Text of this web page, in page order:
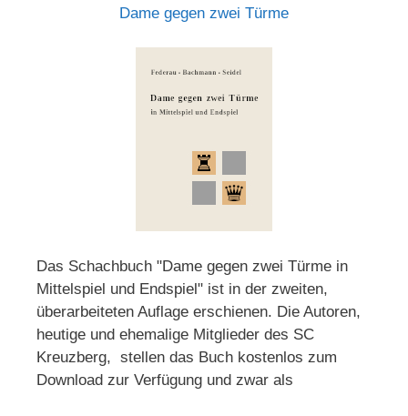
Dame gegen zwei Türme
Das Schachbuch "Dame gegen zwei Türme in
Mittelspiel und Endspiel" ist in der zweiten,
überarbeiteten Auflage erschienen. Die Autoren,
heutige und ehemalige Mitglieder des SC
Kreuzberg, stellen das Buch kostenlos zum
Download zur Verfügung und zwar als